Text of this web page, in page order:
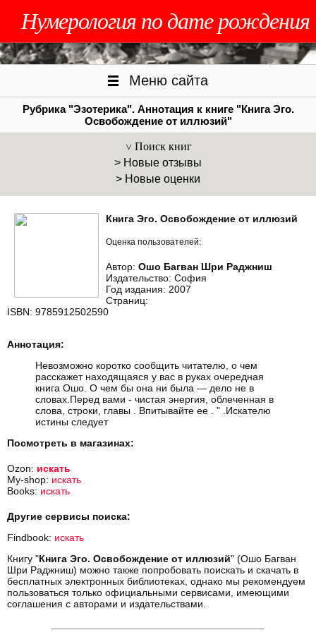
Нумерология по дате рождения
Меню сайта
Рубрика "Эзотерика". Аннотация к книге "Книга Эго.
Освобождение от иллюзий"
Поиск книг
> Новые отзывы
> Новые оценки
Книга Эго. Освобождение от иллюзий
Оценка пользователей:
Автор: Ошо Багван Шри Раджниш
Издательство: София
Год издания: 2007
Страниц:
ISBN: 9785912502590
Аннотация:
Невозможно коротко сообщить читателю, о чем
расскажет находящаяся у вас в руках очередная
книга Ошо. О чем бы она ни была — дело не в
словах.Перед вами - чистая энергия, облеченная в
слова, строки, главы . Впитывайте ее . " .Искателю
истины следует
Посмотреть в магазинах:
Ozon: искать
My-shop: искать
Books: искать
Другие сервисы поиска:
Findbook: искать
Книгу "Книга Эго. Освобождение от иллюзий" (Ошо Багван
Шри Раджниш) можно также попробовать поискать и скачать в
бесплатных электронных библиотеках, однако мы рекомендуем
пользоваться только официальными сервисами, имеющими
соглашения с авторами и издательствами.